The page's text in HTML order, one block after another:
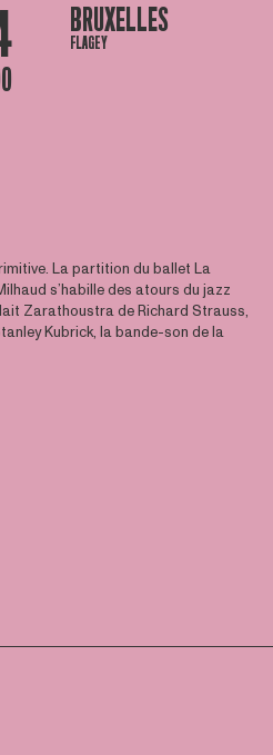
BRUXELLES
FLAGEY
La partition du ballet La
s’habille des atours du jazz
Zarathoustra de Richard Strauss,
Kubrick, la bande-son de la